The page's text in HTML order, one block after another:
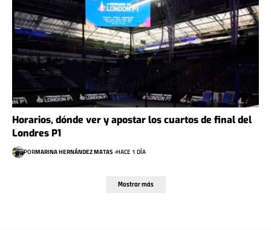
Horarios, dónde ver y apostar los cuartos de final del
Londres P1
PORMARINA HERNÁNDEZ MATAS HACE 1 DÍA
Mostrar más